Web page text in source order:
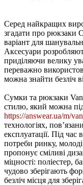
Серед найкращих
згадати про рюкзаки
варіант для
Аксесуари
приділяючи велику
переважно
можна знайти безліч
Сумки та рюкзаки
стилю, який можна
https://answear.ua/m/
технологіях,
експлуатації. Під час
потреби ринку,
пропонує сміливі
міцності: поліестер,
чудово зберігають
безліч місця для